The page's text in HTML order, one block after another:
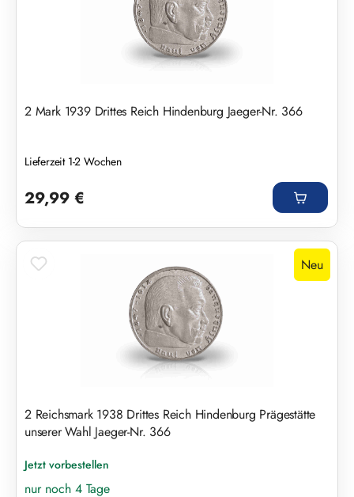
2 Mark 1939 Drittes Reich Hindenburg Jaeger-Nr. 366
Lieferzeit 1-2 Wochen
29,99 €
Neu
2 Reichsmark 1938 Drittes Reich Hindenburg Prägestätte
unserer Wahl Jaeger-Nr. 366
Jetzt vorbestellen
nur noch 4 Tage